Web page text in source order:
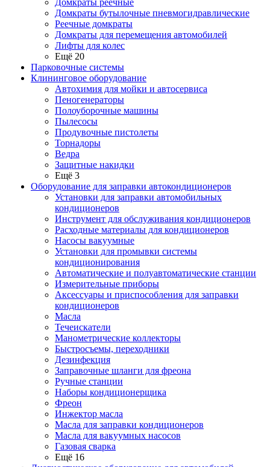
Домкраты реечные
Домкраты бутылочные пневмогидравлические
Реечные домкраты
Домкраты для перемещения автомобилей
Лифты для колес
Ещё 20
Парковочные системы
Клининговое оборудование
Автохимия для мойки и автосервиса
Пеногенераторы
Полоуборочные машины
Пылесосы
Продувочные пистолеты
Торнадоры
Ведра
Защитные накидки
Ещё 3
Оборудование для заправки автокондиционеров
Установки для заправки автомобильных
кондиционеров
Инструмент для обслуживания кондиционеров
Расходные материалы для кондиционеров
Насосы вакуумные
Установки для промывки системы
кондиционирования
Автоматические и полуавтоматические станции
Измерительные приборы
Аксессуары и приспособления для заправки
кондиционеров
Масла
Течеискатели
Манометрические коллекторы
Быстросъемы, переходники
Дезинфекция
Заправочные шланги для фреона
Ручные станции
Наборы кондиционерщика
Фреон
Инжектор масла
Масла для заправки кондиционеров
Масла для вакуумных насосов
Газовая сварка
Ещё 16